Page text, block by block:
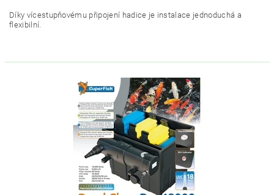
Díky vícestupňovému připojení hadice je instalace jednoduchá a
flexibilní.